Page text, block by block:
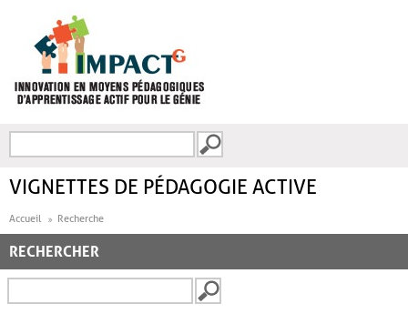
FORMULAIRE DE
VIGNETTES DE PÉDAGOGIE ACTIVE
Accueil Recherche
RECHERCHER